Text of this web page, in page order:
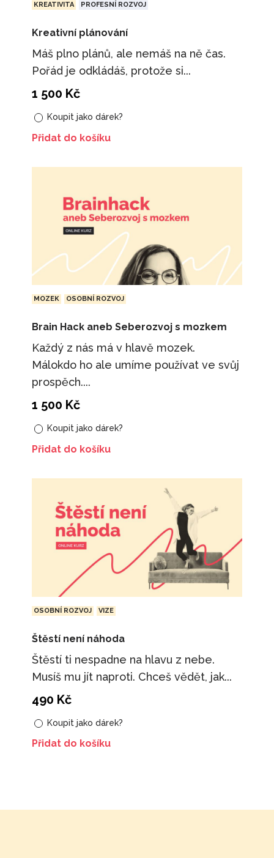
KREATIVITA PROFESNÍ ROZVOJ
Kreativní plánování
Máš plno plánů, ale nemáš na ně čas.
Pořád je odkládáš, protože si...
1 500 Kč
Koupit jako dárek?
Přidat do košíku
MOZEK OSOBNÍ ROZVOJ
Brain Hack aneb Seberozvoj s mozkem
Každý z nás má v hlavě mozek.
Málokdo ho ale umíme používat ve svůj
prospěch....
1 500 Kč
Koupit jako dárek?
Přidat do košíku
OSOBNÍ ROZVOJ VIZE
Štěstí není náhoda
Štěstí ti nespadne na hlavu z nebe.
Musíš mu jít naproti. Chceš vědět, jak...
490 Kč
Koupit jako dárek?
Přidat do košíku